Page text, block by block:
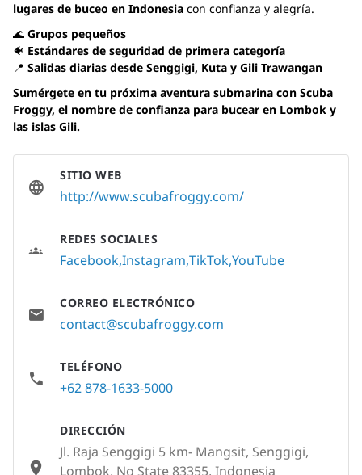
lugares de buceo en Indonesia con confianza y alegría.
🌊 Grupos pequeños
🐠 Estándares de seguridad de primera categoría
📍 Salidas diarias desde Senggigi, Kuta y Gili Trawangan
Sumérgete en tu próxima aventura submarina con Scuba
Froggy, el nombre de confianza para bucear en Lombok y
las islas Gili.
SITIO WEB
http://www.scubafroggy.com/
REDES SOCIALES
FacebookInstagram TikTokYouTube
CORREO ELECTRÓNICO
contact@scubafroggy.com
TELÉFONO
+62 878-1633-5000
DIRECCIÓN
Jl. Raja Senggigi 5 km- Mangsit, Senggigi,
Lombok, No State 83355, Indonesia